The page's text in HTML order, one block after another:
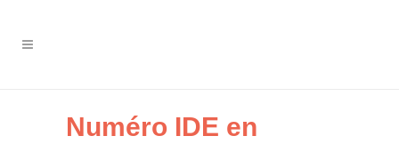
Numéro IDE en